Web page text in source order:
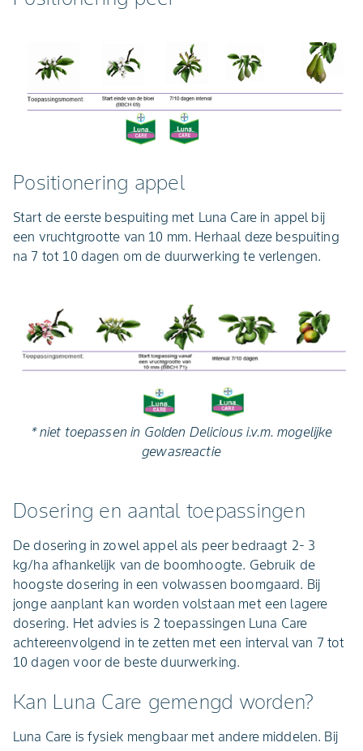
Positionering appel
Start de eerste bespuiting met Luna Care in appel bij
een vruchtgrootte van 10 mm. Herhaal deze bespuiting
na 7 tot 10 dagen om de duurwerking te verlengen.
* niet toepassen in Golden Delicious i.v.m. mogelijke
gewasreactie
Dosering en aantal toepassingen
De dosering in zowel appel als peer bedraagt 2- 3
kg/ha afhankelijk van de boomhoogte. Gebruik de
hoogste dosering in een volwassen boomgaard. Bij
jonge aanplant kan worden volstaan met een lagere
dosering. Het advies is 2 toepassingen Luna Care
achtereenvolgend in te zetten met een interval van 7 tot
10 dagen voor de beste duurwerking.
Kan Luna Care gemengd worden?
Luna Care is fysiek mengbaar met andere middelen. Bij